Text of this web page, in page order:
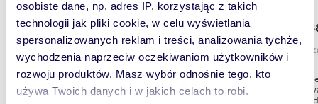
osobiste dane, np. adres IP, korzystając z takich
technologii jak pliki cookie, w celu wyświetlania
spersonalizowanych reklam i treści, analizowania tychże,
wychodzenia naprzeciw oczekiwaniom użytkowników i
rozwoju produktów. Masz wybór odnośnie tego, kto
używa Twoich danych i w jakich celach to robi.
458
Na